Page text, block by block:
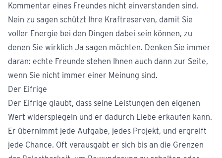
Kommentar eines Freundes nicht einverstanden sind.
Nein zu sagen schützt Ihre Kraftreserven, damit Sie
voller Energie bei den Dingen dabei sein können, zu
denen Sie wirklich Ja sagen möchten. Denken Sie immer
daran: echte Freunde stehen Ihnen auch dann zur Seite,
wenn Sie nicht immer einer Meinung sind.
Der Eifrige
Der Eifrige glaubt, dass seine Leistungen den eigenen
Wert widerspiegeln und er dadurch Liebe erkaufen kann.
Er übernimmt jede Aufgabe, jedes Projekt, und ergreift
jede Chance. Oft verausgabt er sich bis an die Grenzen